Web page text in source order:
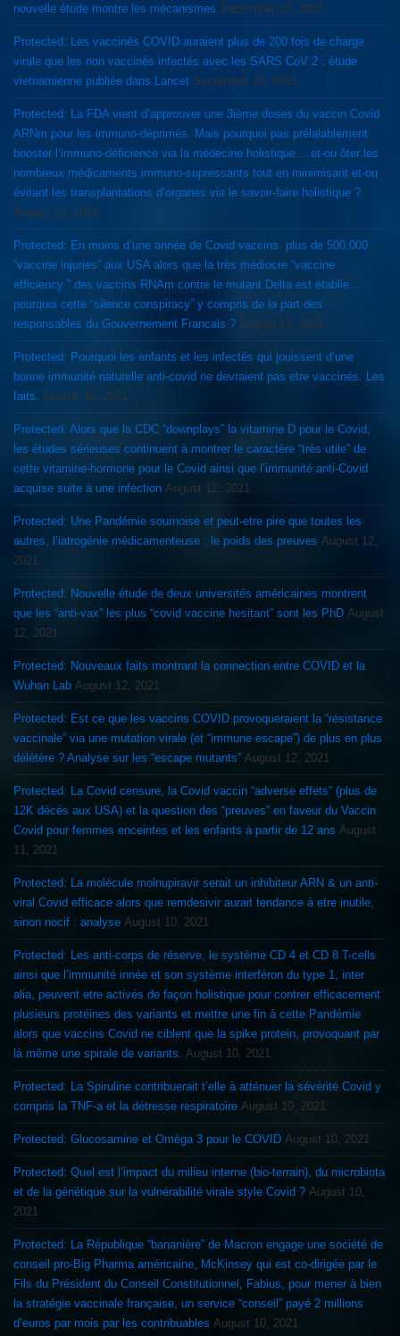
nouvelle étude montre les mécanismes September 10, 2021
Protected: Les vaccinés COVID auraient plus de 200 fois de charge
virale que les non vaccinés infectés avec les SARS CoV 2 : étude
vietnamienne publiée dans Lancet September 10, 2021
Protected: La FDA vient d’approuver une 3ième doses du vaccin Covid
ARNm pour les immuno-déprimés. Mais pourquoi pas prélalablement
booster l’immuno-déficience via la médecine holistique….et-ou ôter les
nombreux médicaments immuno-supressants tout en minimisant et-ou
évitant les transplantations d’organes via le savoir-faire holistique ?
August 13, 2021
Protected: En moins d’une année de Covid vaccins, plus de 500,000
“vaccine injuries” aux USA alors que la très médiocre “vaccine
efficiency ” des vaccins RNAm contre le mutant Delta est établie…
pourquoi cette “silence conspiracy” y compris de la part des
responsables du Gouvernement Francais ? August 12, 2021
Protected: Pourquoi les enfants et les infectés qui jouissent d’une
bonne immunité naturelle anti-covid ne devraient pas etre vaccinés. Les
faits.
August 12, 2021
Protected: Alors que la CDC “downplays” la vitamine D pour le Covid,
les études sérieuses continuent à montrer le caractère “très utile” de
cette vitamine-hormone pour le Covid ainsi que l’immunité anti-Covid
acquise suite à une infection August 12, 2021
Protected: Une Pandémie sournoise et peut-etre pire que toutes les
autres, l’iatrogénie médicamenteuse : le poids des preuves August 12,
2021
Protected: Nouvelle étude de deux universités américaines montrent
que les “anti-vax” les plus “covid vaccine hesitant” sont les PhD August
12, 2021
Protected: Nouveaux faits montrant la connection entre COVID et la
Wuhan Lab August 12, 2021
Protected: Est ce que les vaccins COVID provoqueraient la “résistance
vaccinale” via une mutation virale (et “immune escape”) de plus en plus
délétère ? Analyse sur les “escape mutants” August 12, 2021
Protected: La Covid censure, la Covid vaccin “adverse effets” (plus de
12K décès aux USA) et la question des “preuves” en faveur du Vaccin
Covid pour femmes enceintes et les enfants à partir de 12 ans August
11, 2021
Protected: La molécule molnupiravir serait un inhibiteur ARN & un anti-
viral Covid efficace alors que remdesivir aurait tendance à etre inutile,
sinon nocif : analyse August 10, 2021
Protected: Les anti-corps de réserve, le système CD 4 et CD 8 T-cells
ainsi que l’immunité innée et son système interféron du type 1, inter
alia, peuvent etre activés de façon holistique pour contrer efficacement
plusieurs protéines des variants et mettre une fin à cette Pandémie
alors que vaccins Covid ne ciblent que la spike protein, provoquant par
là même une spirale de variants.
August 10, 2021
Protected: La Spiruline contribuerait t’elle à atténuer la sévérité Covid y
compris la TNF-a et la détresse respiratoire August 10, 2021
Protected: Glucosamine et Oméga 3 pour le COVID August 10, 2021
Protected: Quel est l’impact du milieu interne (bio-terrain), du microbiota
et de la génétique sur la vulnérabilité virale style Covid ? August 10,
2021
Protected: La République “bananière” de Macron engage une société de
conseil pro-Big Pharma américaine, McKinsey qui est co-dirigée par le
Fils du Président du Conseil Constitutionnel, Fabius, pour mener à bien
la stratégie vaccinale française, un service “conseil” payé 2 millions
d’euros par mois par les contribuables August 10, 2021